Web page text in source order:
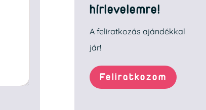
hírlevelemre!
A feliratkozás ajándékkal
jár!
Feliratkozom